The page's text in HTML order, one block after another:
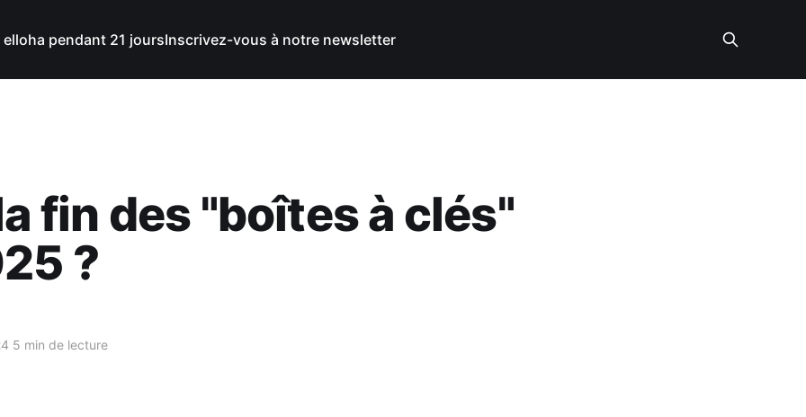
pendant 21 joursInscrivez-vous à notre newsletter
fin des "boîtes à clés"
?
5 min de lecture